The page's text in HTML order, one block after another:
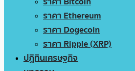
ราคา Ethereum
ราคา Dogecoin
ราคา Ripple (XRP)
ปฏิทินเศรษฐกิจ